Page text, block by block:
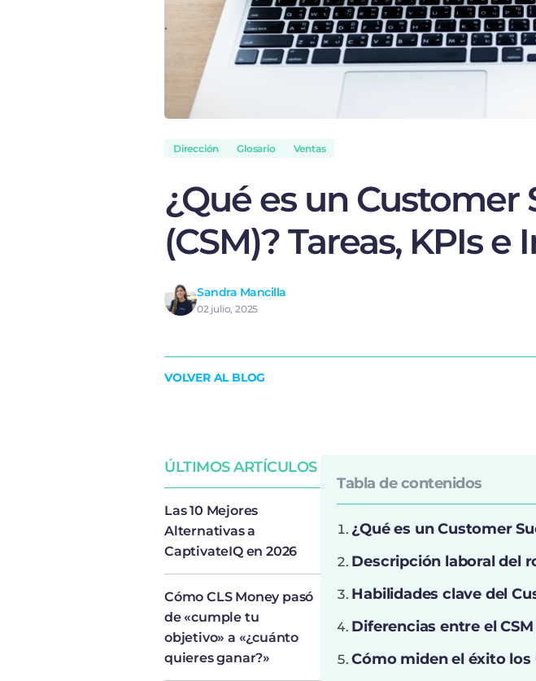
Dirección Glosario Ventas
¿Qué es un Customer
(CSM)? Tareas, KPIs e
Sandra Mancilla
02 julio, 2025
VOLVER AL BLOG
ÚLTIMOS ARTÍCULOS
Las 10 Mejores
Alternativas a
CaptivateIQ en 2026
Cómo CLS Money pasó
de «cumple tu
objetivo» a «¿cuánto
quieres ganar?»
Tabla de contenidos
¿Qué es un Customer
Descripción laboral del
Habilidades clave del
Diferencias entre el
Cómo miden el éxito